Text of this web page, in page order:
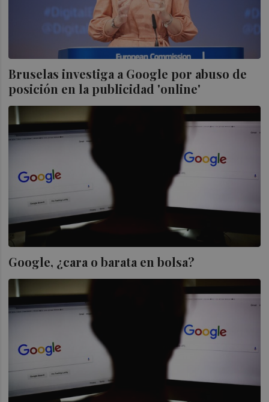
Bruselas investiga a Google por abuso de
posición en la publicidad 'online'
Google, ¿cara o barata en bolsa?